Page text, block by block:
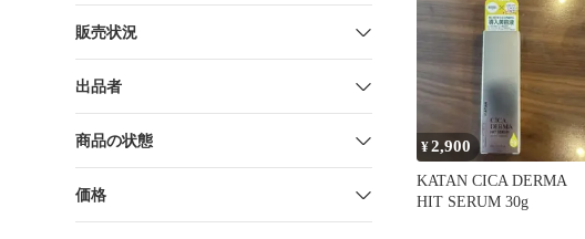
販売状況
出品者
商品の状態
価格
¥2,900
KATAN CICA DERMA
HIT SERUM 30g